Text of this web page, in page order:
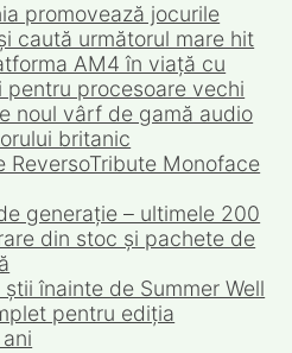
promovează jocurile
caută următorul mare hit
AM4 în viață cu
pentru procesoare vechi
noul vârf de gamă audio
britanic
ReversoTribute Monoface
generație – ultimele 200
din stoc și pachete de
înainte de Summer Well
pentru ediția